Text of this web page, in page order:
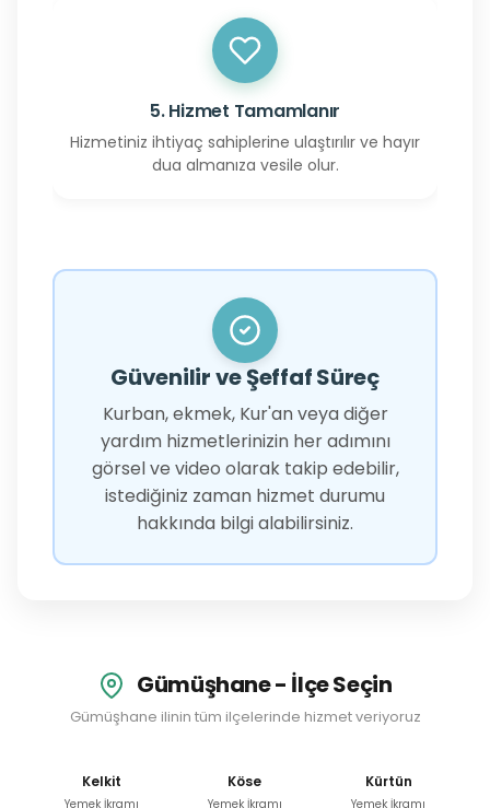
5. Hizmet Tamamlanır
Hizmetiniz ihtiyaç sahiplerine ulaştırılır ve hayır
dua almanıza vesile olur.
Güvenilir ve Şeffaf Süreç
Kurban, ekmek, Kur'an veya diğer
yardım hizmetlerinizin her adımını
görsel ve video olarak takip edebilir,
istediğiniz zaman hizmet durumu
hakkında bilgi alabilirsiniz.
Gümüşhane - İlçe Seçin
Gümüşhane ilinin tüm ilçelerinde hizmet veriyoruz
Kelkit
Yemek İkramı
Köse
Yemek İkramı
Kürtün
Yemek İkramı